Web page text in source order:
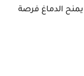
يمنح الدماغ فرصة